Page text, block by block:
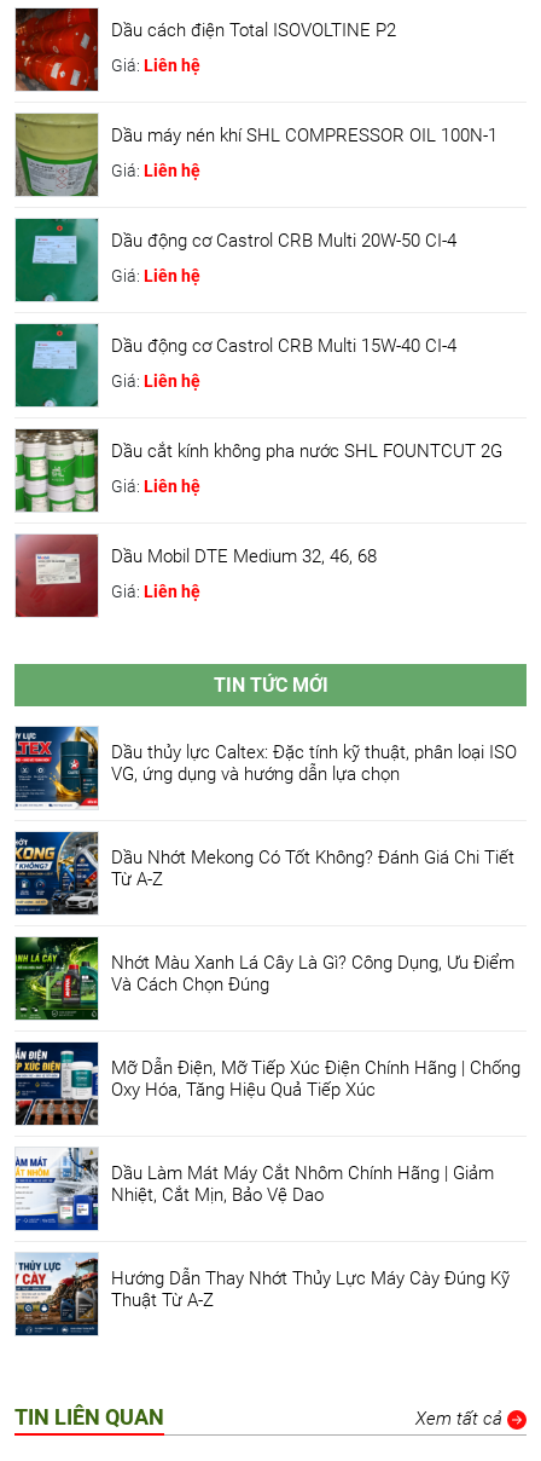
Dầu cách điện Total ISOVOLTINE P2
Giá: Liên hệ
Dầu máy nén khí SHL COMPRESSOR OIL 100N-1
Giá: Liên hệ
Dầu động cơ Castrol CRB Multi 20W-50 CI-4
Giá: Liên hệ
Dầu động cơ Castrol CRB Multi 15W-40 CI-4
Giá: Liên hệ
Dầu cắt kính không pha nước SHL FOUNTCUT 2G
Giá: Liên hệ
Dầu Mobil DTE Medium 32, 46, 68
Giá: Liên hệ
TIN TỨC MỚI
Dầu thủy lực Caltex: Đặc tính kỹ thuật, phân loại ISO
VG, ứng dụng và hướng dẫn lựa chọn
Dầu Nhớt Mekong Có Tốt Không? Đánh Giá Chi Tiết
Từ A-Z
Nhớt Màu Xanh Lá Cây Là Gì? Công Dụng, Ưu Điểm
Và Cách Chọn Đúng
Mỡ Dẫn Điện, Mỡ Tiếp Xúc Điện Chính Hãng | Chống
Oxy Hóa, Tăng Hiệu Quả Tiếp Xúc
Dầu Làm Mát Máy Cắt Nhôm Chính Hãng | Giảm
Nhiệt, Cắt Mịn, Bảo Vệ Dao
Hướng Dẫn Thay Nhớt Thủy Lực Máy Cày Đúng Kỹ
Thuật Từ A-Z
TIN LIÊN QUAN Xem tất cả